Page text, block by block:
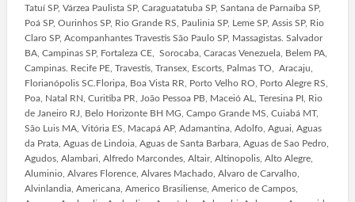
Tatuí SP, Várzea Paulista SP, Caraguatatuba SP, Santana de Parnaíba SP,
Poá SP, Ourinhos SP, Rio Grande RS, Paulinia SP, Leme SP, Assis SP, Rio
Claro SP, Acompanhantes Travestis São Paulo SP, Massagistas. Salvador
BA, Campinas SP, Fortaleza CE, Sorocaba, Caracas Venezuela, Belem PA,
Campinas. Recife PE, Travestis, Transex, Escorts, Palmas TO, Aracaju,
Florianópolis SC.Floripa, Boa Vista RR, Porto Velho RO, Porto Alegre RS,
Poa, Natal RN, Curitiba PR, João Pessoa PB, Maceió AL, Teresina PI, Rio
de Janeiro RJ, Belo Horizonte BH MG, Campo Grande MS, Cuiabá MT,
São Luis MA, Vitória ES, Macapá AP, Adamantina, Adolfo, Aguai, Aguas
da Prata, Aguas de Lindoia, Aguas de Santa Barbara, Aguas de Sao Pedro,
Agudos, Alambari, Alfredo Marcondes, Altair, Altinopolis, Alto Alegre,
Aluminio, Alvares Florence, Alvares Machado, Alvaro de Carvalho,
Alvinlandia, Americana, Americo Brasiliense, Americo de Campos,